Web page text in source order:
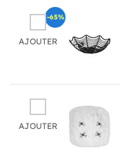
AJOUTER
-65%
AJOUTER